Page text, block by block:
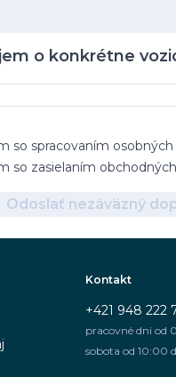
o konkrétne
so spracovaním osobných
so zasielaním
Odoslať nezáväzný
Kontakt
+421 948 222
pracovné dni od
sobota od 10:00